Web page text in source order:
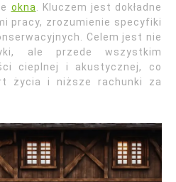
okna . Kluczem jest dokładne
pracy, zrozumienie specyfiki
Celem jest nie
ale przede wszystkim
cieplnej i akustycznej, co
życia i niższe rachunki za